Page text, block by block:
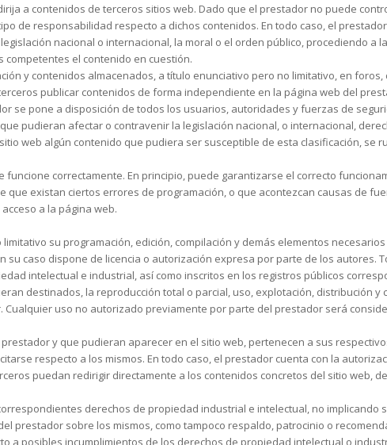
a contenidos de terceros sitios web. Dado que el prestador no puede
de responsabilidad respecto a dichos contenidos. En todo caso, el
nacional o internacional, la moral o el orden público, procediendo a
el contenido en cuestión.
y contenidos almacenados, a título enunciativo pero no limitativo, en
publicar contenidos de forma independiente en la página web del
se pone a disposición de todos los usuarios, autoridades y fuerzas de
pudieran afectar o contravenir la legislación nacional, o internacional,
web algún contenido que pudiera ser susceptible de esta clasificación, se
correctamente. En principio, puede garantizarse el correcto
existan ciertos errores de programación, o que acontezcan causas de
a la página web.
su programación, edición, compilación y demás elementos
caso dispone de licencia o autorización expresa por parte de los autores.
intelectual e industrial, así como inscritos en los registros públicos
destinados, la reproducción total o parcial, uso, explotación, distribución y
uso no autorizado previamente por parte del prestador será
y que pudieran aparecer en el sitio web, pertenecen a sus
respecto a los mismos. En todo caso, el prestador cuenta con la
puedan redirigir directamente a los contenidos concretos del sitio web,
derechos de propiedad industrial e intelectual, no implicando
prestador sobre los mismos, como tampoco respaldo, patrocinio o
a posibles incumplimientos de los derechos de propiedad intelectual o